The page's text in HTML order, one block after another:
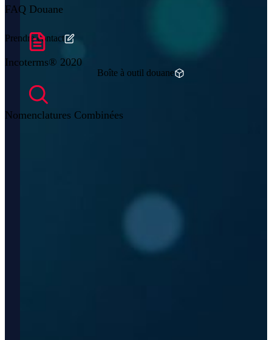
Prendre contact
Boîte à outil douane
FAQ Douane
Incoterms® 2020
Nomenclatures Combinées